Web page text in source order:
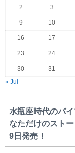
2 3
9 10
16 17
23 24
30
31
« Jul
水瓶座時代のバ
なただけのスト
9日発売！